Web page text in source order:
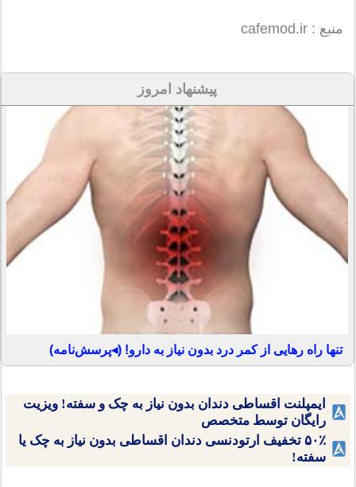
منبع : cafemod.ir
پیشنهاد امروز
تنها راه رهایی از کمر درد بدون نیاز به دارو! (◂پرسش‌نامه)
ایمپلنت اقساطی دندان بدون نیاز به چک و سفته! ویزیت
رایگان توسط متخصص
۵۰٪ تخفیف ارتودنسی دندان اقساطی بدون نیاز به چک یا
سفته!